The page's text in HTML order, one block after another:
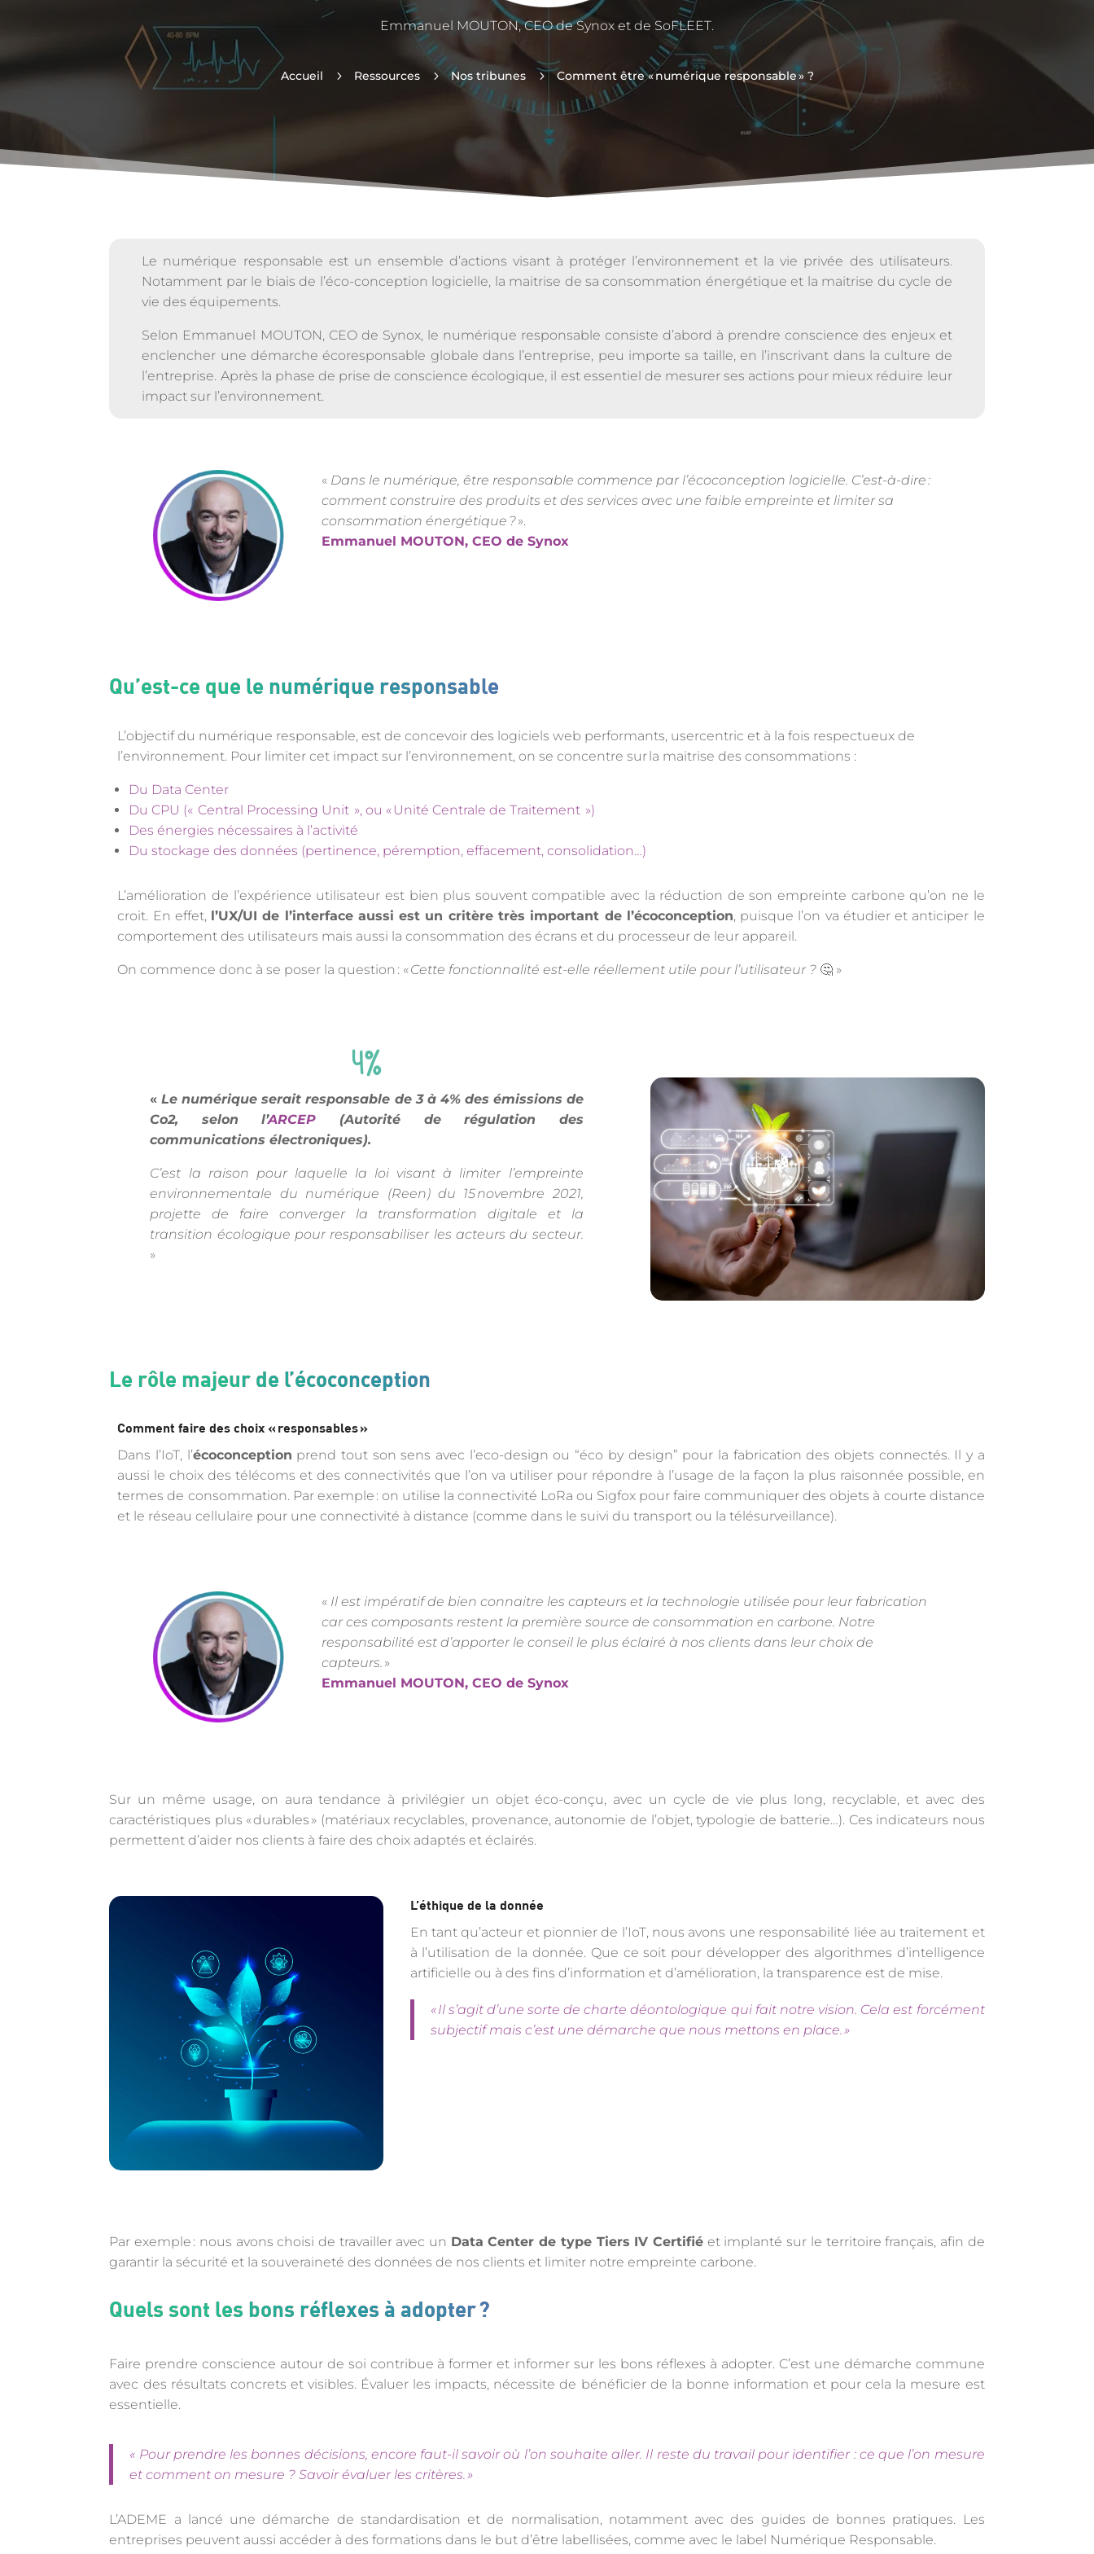
Emmanuel MOUTON, CEO de Synox et de SoFLEET.
Accueil 5 Ressources 5 Nos tribunes 5 Comment être « numérique responsable » ?
Le numérique responsable est un ensemble d’actions visant à protéger l’environnement et la vie privée des utilisateurs.
Notamment par le biais de l’éco-conception logicielle, la maitrise de sa consommation énergétique et la maitrise du cycle de
vie des équipements.
Selon Emmanuel MOUTON, CEO de Synox, le numérique responsable consiste d’abord à prendre conscience des enjeux et
enclencher une démarche écoresponsable globale dans l’entreprise, peu importe sa taille, en l’inscrivant dans la culture de
l’entreprise. Après la phase de prise de conscience écologique, il est essentiel de mesurer ses actions pour mieux réduire leur
impact sur l’environnement.
« Dans le numérique, être responsable commence par l’écoconception logicielle. C’est-à-dire :
comment construire des produits et des services avec une faible empreinte et limiter sa
consommation énergétique ?».
Emmanuel MOUTON, CEO de Synox
Qu’est-ce que le numérique responsable
L’objectif du numérique responsable, est de concevoir des logiciels web performants, usercentric et à la fois respectueux de
l’environnement. Pour limiter cet impact sur l’environnement, on se concentre sur la maitrise des consommations :
Du Data Center
Du CPU (« Central Processing Unit », ou « Unité Centrale de Traitement »)
Des énergies nécessaires à l’activité
Du stockage des données (pertinence, péremption, effacement, consolidation…)
L’amélioration de l’expérience utilisateur est bien plus souvent compatible avec la réduction de son empreinte carbone qu’on ne le
croit. En effet, l’UX/UI de l’interface aussi est un critère très important de l’écoconception, puisque l’on va étudier et anticiper le
comportement des utilisateurs mais aussi la consommation des écrans et du processeur de leur appareil.
On commence donc à se poser la question : «Cette fonctionnalité est-elle réellement utile pour l’utilisateur ? 🤔 »
4%
«Le numérique serait responsable de 3 à 4% des émissions de
Co2, selon l’ARCEP (Autorité de régulation des
communications électroniques).
C’est la raison pour laquelle la loi visant à limiter l’empreinte
environnementale du numérique (Reen) du 15 novembre 2021,
projette de faire converger la transformation digitale et la
transition écologique pour responsabiliser les acteurs du secteur.
»
Le rôle majeur de l’écoconception
Comment faire des choix « responsables »
Dans l’IoT, l’écoconception prend tout son sens avec l’eco-design ou “éco by design” pour la fabrication des objets connectés. Il y a
aussi le choix des télécoms et des connectivités que l’on va utiliser pour répondre à l’usage de la façon la plus raisonnée possible, en
termes de consommation. Par exemple : on utilise la connectivité LoRa ou Sigfox pour faire communiquer des objets à courte distance
et le réseau cellulaire pour une connectivité à distance (comme dans le suivi du transport ou la télésurveillance).
« Il est impératif de bien connaitre les capteurs et la technologie utilisée pour leur fabrication
car ces composants restent la première source de consommation en carbone. Notre
responsabilité est d’apporter le conseil le plus éclairé à nos clients dans leur choix de
capteurs. »
Emmanuel MOUTON, CEO de Synox
Sur un même usage, on aura tendance à privilégier un objet éco-conçu, avec un cycle de vie plus long, recyclable, et avec des
caractéristiques plus « durables » (matériaux recyclables, provenance, autonomie de l’objet, typologie de batterie…). Ces indicateurs nous
permettent d’aider nos clients à faire des choix adaptés et éclairés.
L’éthique de la donnée
En tant qu’acteur et pionnier de l’IoT, nous avons une responsabilité liée au traitement et
à l’utilisation de la donnée. Que ce soit pour développer des algorithmes d’intelligence
artificielle ou à des fins d’information et d’amélioration, la transparence est de mise.
« Il s’agit d’une sorte de charte déontologique qui fait notre vision. Cela est forcément
subjectif mais c’est une démarche que nous mettons en place. »
Par exemple : nous avons choisi de travailler avec un Data Center de type Tiers IV Certifiéet implanté sur le territoire français, afin de
garantir la sécurité et la souveraineté des données de nos clients et limiter notre empreinte carbone.
Quels sont les bons réflexes à adopter ?
Faire prendre conscience autour de soi contribue à former et informer sur les bons réflexes à adopter. C’est une démarche commune
avec des résultats concrets et visibles. Évaluer les impacts, nécessite de bénéficier de la bonne information et pour cela la mesure est
essentielle.
« Pour prendre les bonnes décisions, encore faut-il savoir où l’on souhaite aller. Il reste du travail pour identifier : ce que l’on mesure
et comment on mesure ? Savoir évaluer les critères.»
L’ADEME a lancé une démarche de standardisation et de normalisation, notamment avec des guides de bonnes pratiques. Les
entreprises peuvent aussi accéder à des formations dans le but d’être labellisées, comme avec le label Numérique Responsable.